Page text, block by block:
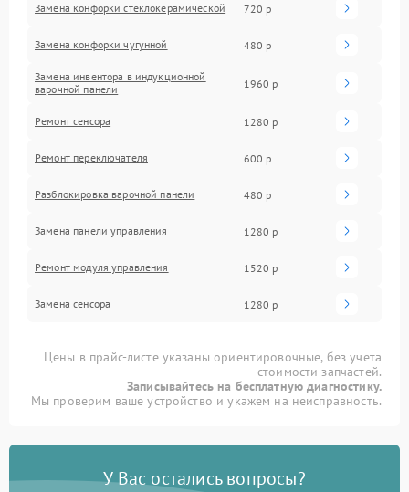
Замена конфорки стеклокерамической 720 р
Замена конфорки чугунной 480 р
Замена инвентора в индукционной
варочной панели
1960 р
Ремонт сенсора 1280 р
Ремонт переключателя 600 р
Разблокировка варочной панели 480 р
Замена панели управления 1280 р
Ремонт модуля управления 1520 р
Замена сенсора 1280 р
Цены в прайс-листе указаны ориентировочные, без учета
стоимости запчастей.
Записывайтесь на бесплатную диагностику.
Мы проверим ваше устройство и укажем на неисправность.
У Вас остались вопросы?